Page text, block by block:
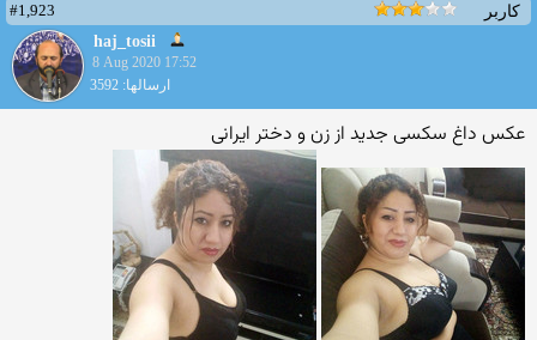
کاربر
#1,923
haj_tosii
8 Aug 2020 17:52
ارسالها: 3592
عکس داغ سکسی جدید از زن و دختر ایرانی